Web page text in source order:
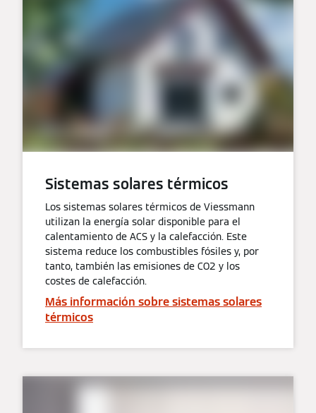
Sistemas solares térmicos
Los sistemas solares térmicos de Viessmann
utilizan la energía solar disponible para el
calentamiento de ACS y la calefacción. Este
sistema reduce los combustibles fósiles y, por
tanto, también las emisiones de CO2 y los
costes de calefacción.
Más información sobre sistemas solares
térmicos